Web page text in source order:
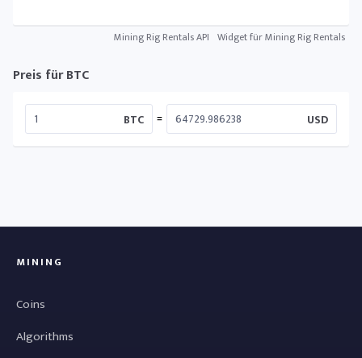
Mining Rig Rentals API Widget für Mining Rig Rentals
Preis für BTC
BTC = USD
MINING
Coins
Algorithms